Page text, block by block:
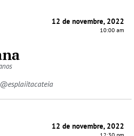
12 de novembre, 2022
10:00 am
12 de novembre, 2022